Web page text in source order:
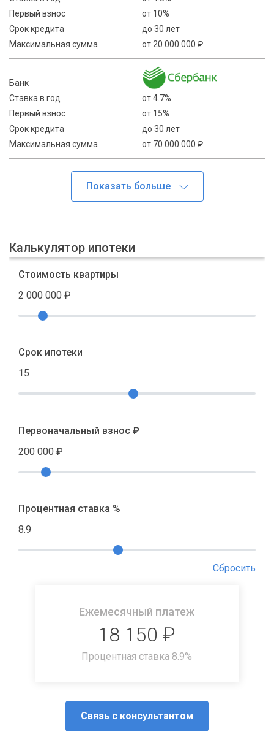
Первый взнос
от 10%
Срок кредита
до 30 лет
Максимальная сумма
от 20 000 000 ₽
Банк
Ставка в год
от 4.7%
Первый взнос
от 15%
Срок кредита
до 30 лет
Максимальная сумма
от 70 000 000 ₽
Калькулятор ипотеки
Стоимость квартиры
2 000 000 ₽
Срок ипотеки
15
Первоначальный взнос ₽
200 000 ₽
Процентная ставка %
8.9
Сбросить
Ежемесячный платеж
18 150 ₽
Процентная ставка 8.9%
Связь с консультантом